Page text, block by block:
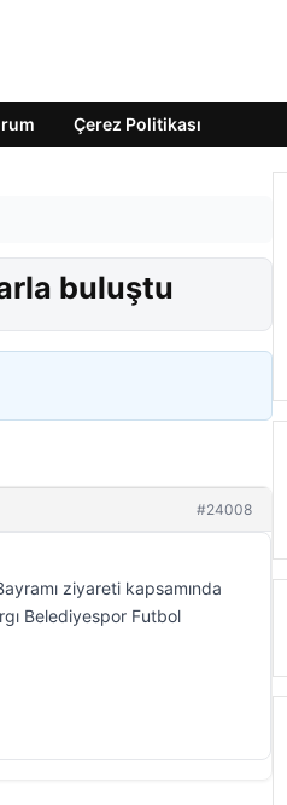
Çerez Politikası
buluştu
#24008
ziyareti kapsamında
Belediyespor Futbol